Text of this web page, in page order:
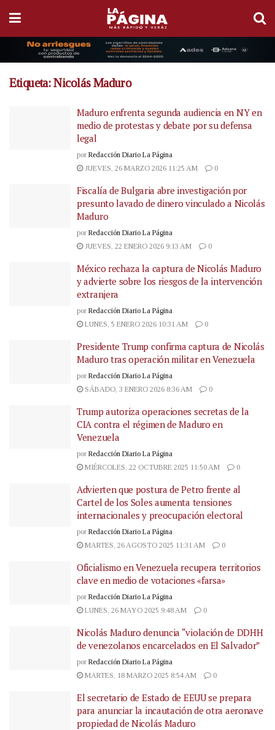
Etiqueta:Nicolás Maduro
Maduro enfrenta segunda audiencia en NY en
medio de protestas y debate por su defensa
legal
por Redacción Diario La Página
JUEVES, 26 MARZO 2026 11:25 AM
0
Fiscalía de Bulgaria abre investigación por
presunto lavado de dinero vinculado a Nicolás
Maduro
por Redacción Diario La Página
JUEVES, 22 ENERO 2026 9:13 AM
0
México rechaza la captura de Nicolás Maduro
y advierte sobre los riesgos de la intervención
extranjera
por Redacción Diario La Página
LUNES, 5 ENERO 2026 10:31 AM
0
Presidente Trump confirma captura de Nicolás
Maduro tras operación militar en Venezuela
por Redacción Diario La Página
SÁBADO, 3 ENERO 2026 8:36 AM
0
Trump autoriza operaciones secretas de la
CIA contra el régimen de Maduro en
Venezuela
por Redacción Diario La Página
MIÉRCOLES, 22 OCTUBRE 2025 11:50 AM
0
Advierten que postura de Petro frente al
Cartel de los Soles aumenta tensiones
internacionales y preocupación electoral
por Redacción Diario La Página
MARTES, 26 AGOSTO 2025 11:31 AM
0
Oficialismo en Venezuela recupera territorios
clave en medio de votaciones «farsa»
por Redacción Diario La Página
LUNES, 26 MAYO 2025 9:48 AM
0
Nicolás Maduro denuncia “violación de DDHH
de venezolanos encarcelados en El Salvador”
por Redacción Diario La Página
MARTES, 18 MARZO 2025 8:54 AM
0
El secretario de Estado de EEUU se prepara
para anunciar la incautación de otra aeronave
propiedad de Nicolás Maduro